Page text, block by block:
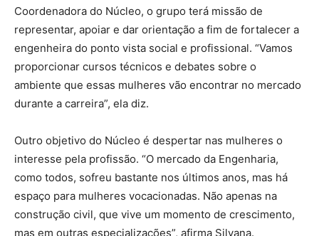
Coordenadora do Núcleo, o grupo terá missão de
representar, apoiar e dar orientação a fim de fortalecer a
engenheira do ponto vista social e profissional. “Vamos
proporcionar cursos técnicos e debates sobre o
ambiente que essas mulheres vão encontrar no mercado
durante a carreira”, ela diz.
Outro objetivo do Núcleo é despertar nas mulheres o
interesse pela profissão. “O mercado da Engenharia,
como todos, sofreu bastante nos últimos anos, mas há
espaço para mulheres vocacionadas. Não apenas na
construção civil, que vive um momento de crescimento,
mas em outras especializações”, afirma Silvana.